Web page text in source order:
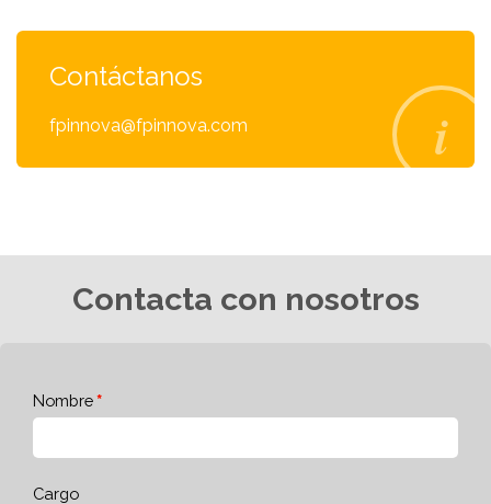
Contáctanos
fpinnova@fpinnova.com
Contacta con nosotros
Nombre
Cargo